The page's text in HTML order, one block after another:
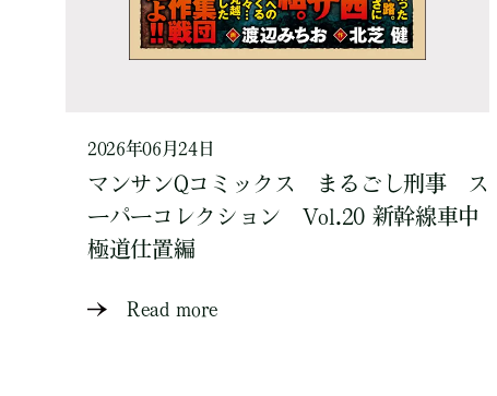
2026年06月24日
マンサンQコミックス まるごし刑事 ス
ーパーコレクション Vol.20 新幹線車中
極道仕置編
Read more